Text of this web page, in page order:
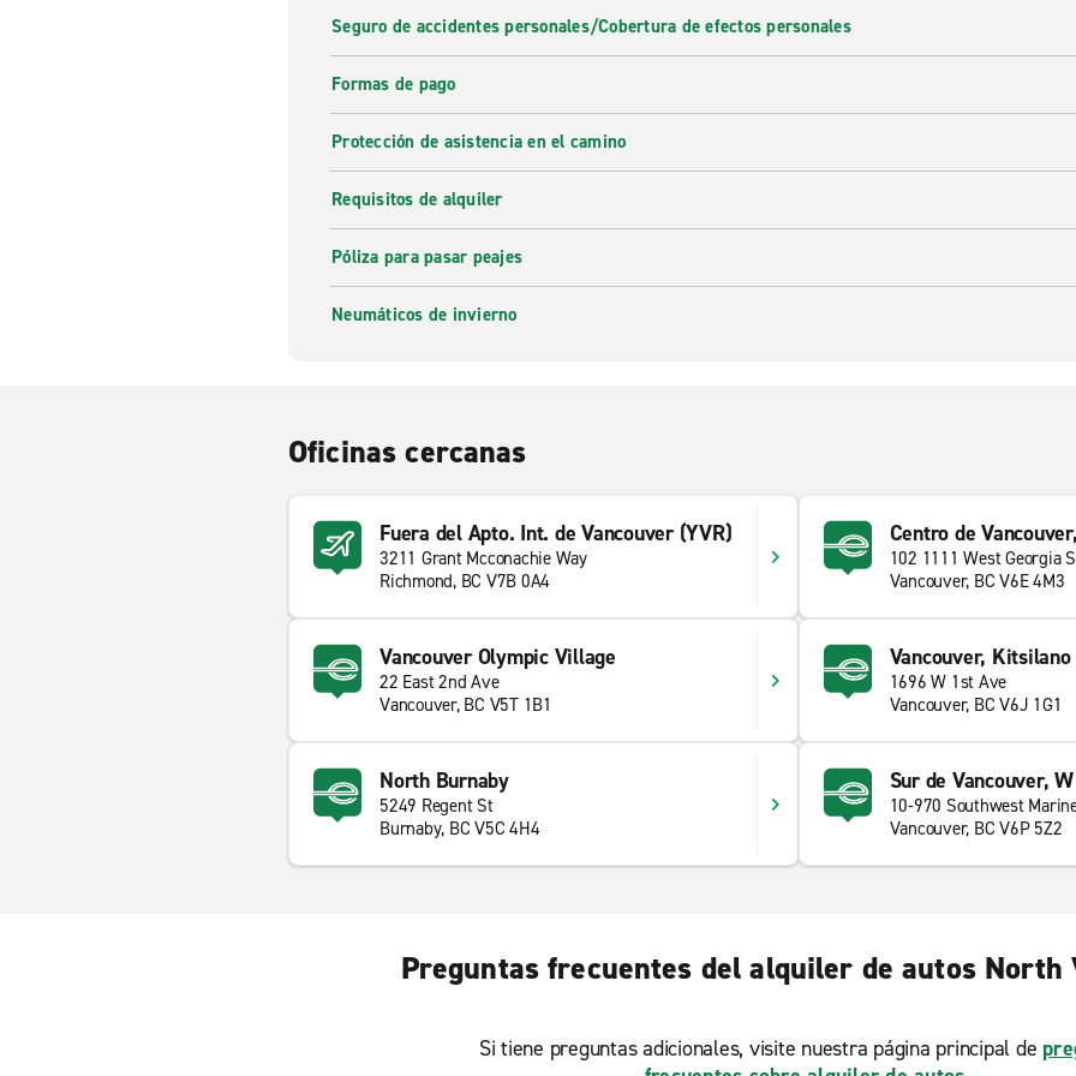
Seguro de accidentes personales/Cobertura de efectos personales
Formas de pago
Protección de asistencia en el camino
Requisitos de alquiler
Póliza para pasar peajes
Neumáticos de invierno
Oficinas cercanas
Fuera del Apto. Int. de Vancouver (YVR)
3211 Grant Mcconachie Way
Richmond, BC V7B 0A4
Centro de
102 1111 West Georgia
Vancouver, BC V6E 4M3
Vancouver Olympic Village
22 East 2nd Ave
Vancouver, BC V5T 1B1
Vancouver, Kitsilano
1696 W 1st Ave
Vancouver, BC V6J 1G1
North Burnaby
5249 Regent St
Burnaby, BC V5C 4H4
Sur de Vancouver,
10-970 Southwest
Vancouver, BC V6P 5Z2
Preguntas frecuentes del alquiler de autos North
Si tiene preguntas adicionales, visite nuestra página principal de